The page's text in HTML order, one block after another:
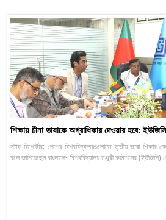
শিক্ষায় চীনা ভাষাকে অগ্রাধিকার দেওয়ার হবে:
স্টাফ রিপোর্টার: দেশের বিশ্ববিদ্যালয়গুলোতে তৃতীয় ভাষা শিক্ষার
বলে জানিয়েছেন বাংলাদেশ বিশ্ববিদ্যালয় মঞ্জুরী কমিশনের